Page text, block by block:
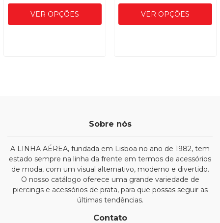
VER OPÇÕES VER OPÇÕES
Sobre nós
A LINHA AÉREA, fundada em Lisboa no ano de 1982, tem
estado sempre na linha da frente em termos de acessórios
de moda, com um visual alternativo, moderno e divertido.
O nosso catálogo oferece uma grande variedade de
piercings e acessórios de prata, para que possas seguir as
últimas tendências.
Contato